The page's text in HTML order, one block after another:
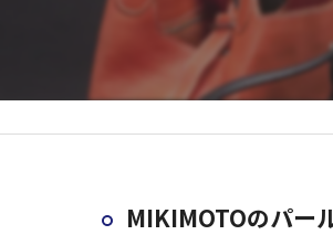
MIKIMOTOのパー